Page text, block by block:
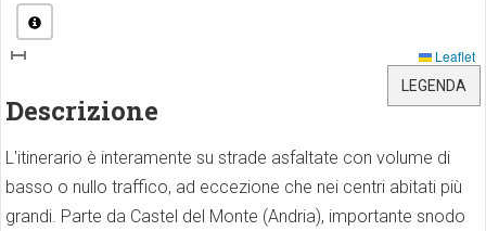
Leaflet
LEGENDA
Descrizione
L'itinerario è interamente su strade asfaltate con volume di
basso o nullo traffico, ad eccezione che nei centri abitati più
grandi. Parte da Castel del Monte (Andria), importante snodo